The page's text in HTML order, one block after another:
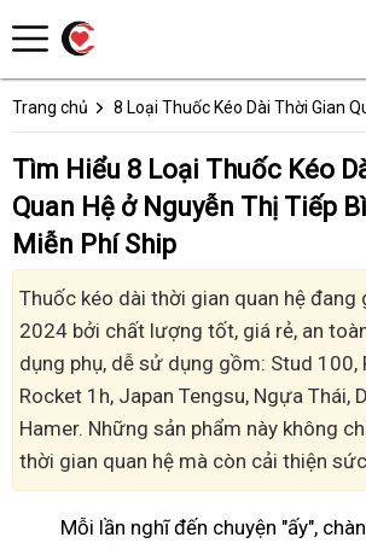
Trang chủ 8 Loại Thuốc Kéo Dài Thời Gian
Tìm Hiểu 8 Loại Thuốc Kéo
Quan Hệ ở Nguyễn Thị Tiếp
Miễn Phí Ship
Thuốc kéo dài thời gian quan hệ đang
2024 bởi chất lượng tốt, giá rẻ, an
dụng phụ, dễ sử dụng gồm: Stud 100,
Rocket 1h, Japan Tengsu, Ngựa Thái,
Hamer. Những sản phẩm này không
thời gian quan hệ mà còn cải thiện
Mỗi lần nghĩ đến chuyện "ấy",